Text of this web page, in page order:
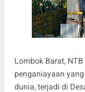
Lombok Barat,
penganiayaan
dunia, terjadi di